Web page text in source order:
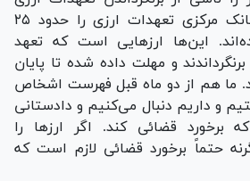
می‌دانیم. رئیس کل بانک مرکزی تعهدات ارزی را حدود ۲۵
این‌ها ارزهایی است که تعهد
برنگرداندند و مهلت داده شده تا پایان
ما هم از دو ماه قبل فهرست اشخاص
و داریم دنبال می‌کنیم و دادستانی
قضائی کند. اگر ارزها را
حتماً برخورد قضائی لازم است که